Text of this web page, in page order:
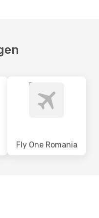
Fly One Romania